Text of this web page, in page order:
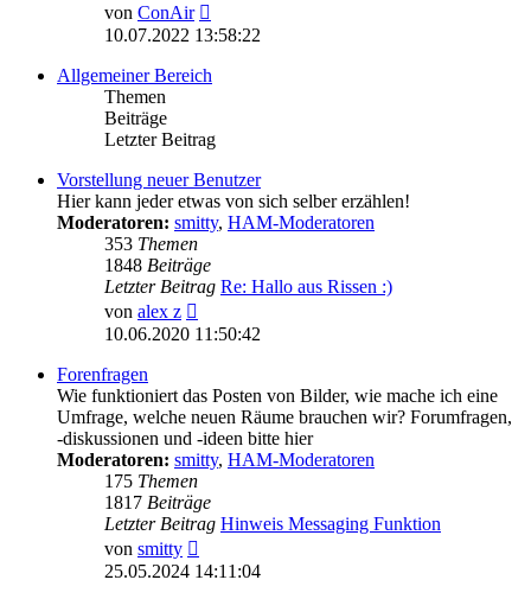
von ConAir
Beitrag
10.07.2022 13:58:22
Allgemeiner Bereich
Themen
Beiträge
Letzter Beitrag
Vorstellung neuer Benutzer
Hier kann jeder etwas von sich selber erzählen!
Moderatoren: smitty, HAM-Moderatoren
353 Themen
1848 Beiträge
Letzter Beitrag Re: Hallo aus Rissen :)
von alex z
Beitrag
10.06.2020 11:50:42
Forenfragen
Wie funktioniert das Posten von Bilder, wie mache ich eine
Umfrage, welche neuen Räume brauchen wir? Forumfragen,
-diskussionen und -ideen bitte hier
Moderatoren: smitty, HAM-Moderatoren
175 Themen
1817 Beiträge
Letzter Beitrag Hinweis Messaging Funktion
von smitty
Beitrag
25.05.2024 14:11:04